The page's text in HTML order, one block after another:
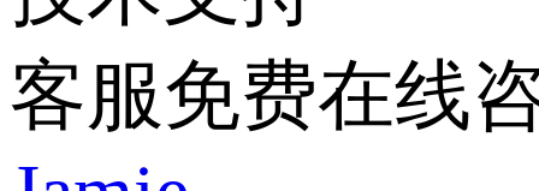
客服免费在线